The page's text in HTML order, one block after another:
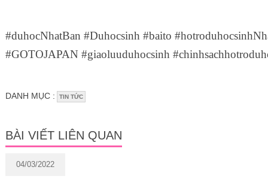
#duhocNhatBan #Duhocsinh #baito
#GOTOJAPAN #giaoluuduhocsinh
DANH MỤC : TIN TỨC
BÀI VIẾT LIÊN QUAN
04/03/2022